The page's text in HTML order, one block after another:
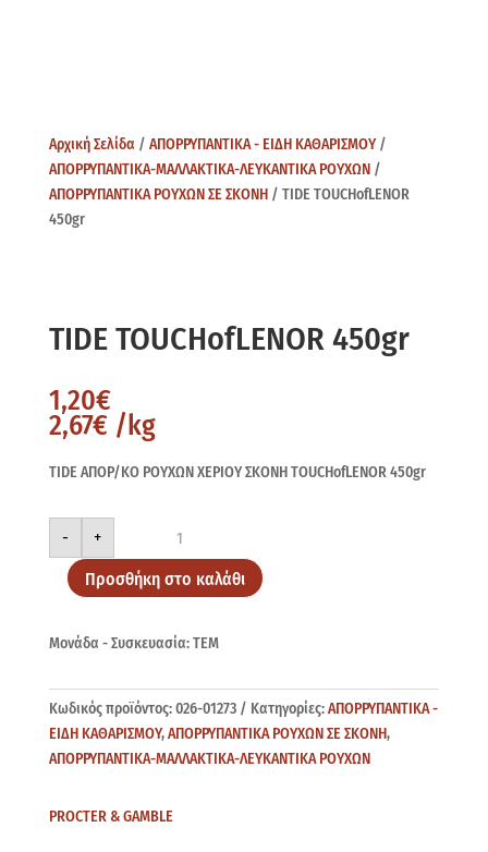
Αρχική Σελίδα / ΑΠΟΡΡΥΠΑΝΤΙΚΑ - ΕΙΔΗ ΚΑΘΑΡΙΣΜΟΥ/
ΑΠΟΡΡΥΠΑΝΤΙΚΑ-ΜΑΛΛΑΚΤΙΚΑ-ΛΕΥΚΑΝΤΙΚΑ ΡΟΥΧΩΝ/
ΑΠΟΡΡΥΠΑΝΤΙΚΑ ΡΟΥΧΩΝ ΣΕ ΣΚΟΝΗ/ TIDE TOUCHofLENOR
450gr
TIDE TOUCHofLENOR 450gr
1,20€
2,67€ /kg
TIDE ΑΠΟΡ/ΚΟ ΡΟΥΧΩΝ ΧΕΡΙΟΥ ΣΚΟΝΗ TOUCHofLENOR 450gr
-
TIDE
TOUCHofLENOR
450gr
ποσότητα
+
Προσθήκη στο καλάθι
Μονάδα - Συσκευασία: ΤΕΜ
Κωδικός προϊόντος:026-01273 Κατηγορίες:ΑΠΟΡΡΥΠΑΝΤΙΚΑ -
ΕΙΔΗ ΚΑΘΑΡΙΣΜΟΥ,ΑΠΟΡΡΥΠΑΝΤΙΚΑ ΡΟΥΧΩΝ ΣΕ ΣΚΟΝΗ,
ΑΠΟΡΡΥΠΑΝΤΙΚΑ-ΜΑΛΛΑΚΤΙΚΑ-ΛΕΥΚΑΝΤΙΚΑ ΡΟΥΧΩΝ
PROCTER & GAMBLE